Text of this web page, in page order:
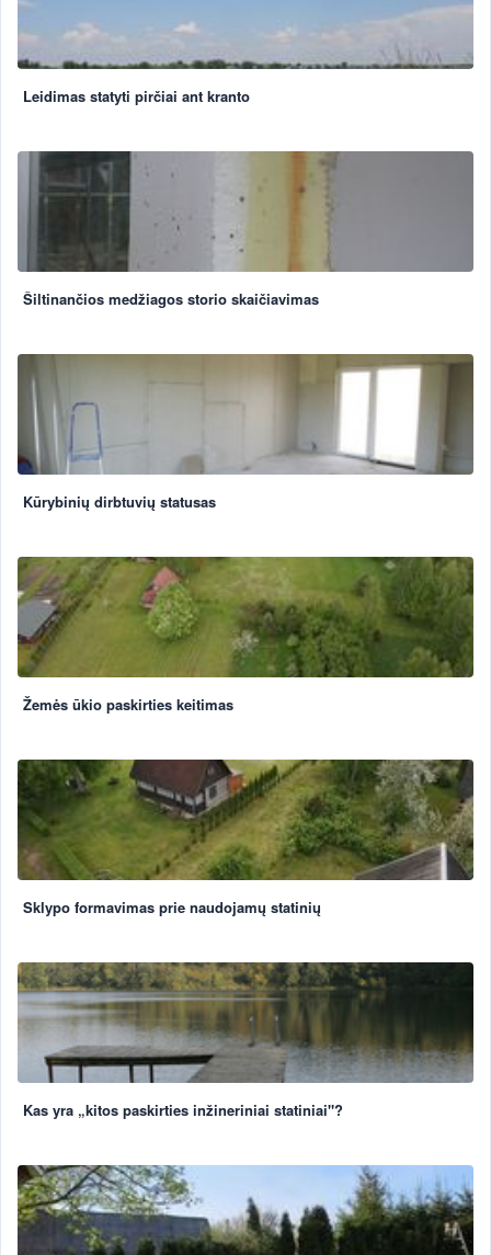
Leidimas statyti pirčiai ant kranto
Šiltinančios medžiagos storio skaičiavimas
Kūrybinių dirbtuvių statusas
Žemės ūkio paskirties keitimas
Sklypo formavimas prie naudojamų statinių
Kas yra „kitos paskirties inžineriniai statiniai"?